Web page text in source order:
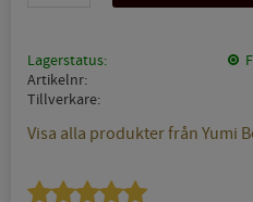
Lagerstatus
Artikelnr
Tillverkare
Visa alla produkter från Yumi